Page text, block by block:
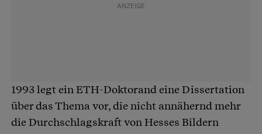
1993 legt ein ETH-Doktorand eine Dissertation
über das Thema vor, die nicht annähernd mehr
die Durchschlagskraft von Hesses Bildern